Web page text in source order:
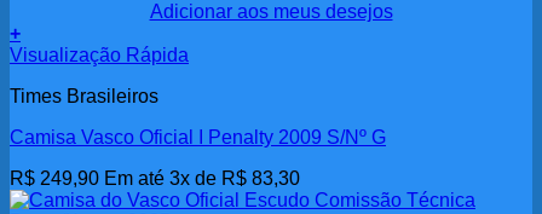
Adicionar aos meus desejos
+
Visualização Rápida
Times Brasileiros
Camisa Vasco Oficial I Penalty 2009 S/Nº G
R$ 249,90 Em até 3x de R$ 83,30